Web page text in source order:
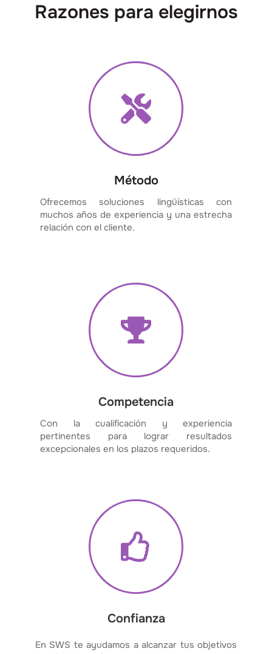
Razones para elegirnos
Método
Ofrecemos soluciones lingüísticas con
muchos años de experiencia y una estrecha
relación con el cliente.
Competencia
Con la cualificación y experiencia
pertinentes para lograr resultados
excepcionales en los plazos requeridos.
Confianza
En SWS te ayudamos a alcanzar tus objetivos